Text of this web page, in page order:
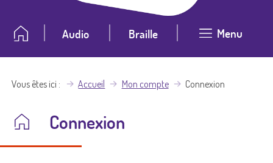
Audio Braille Menu
Vous êtes ici Accueil Mon compte Connexion
Connexion